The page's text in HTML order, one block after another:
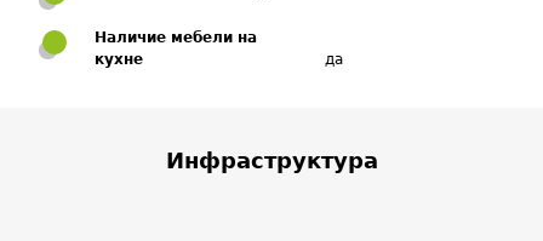
Наличие мебели на
кухне
да
Инфраструктура